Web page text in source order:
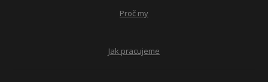
Proč my
Jak pracujeme